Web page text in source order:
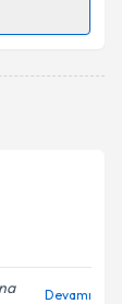
için bir
Devamı